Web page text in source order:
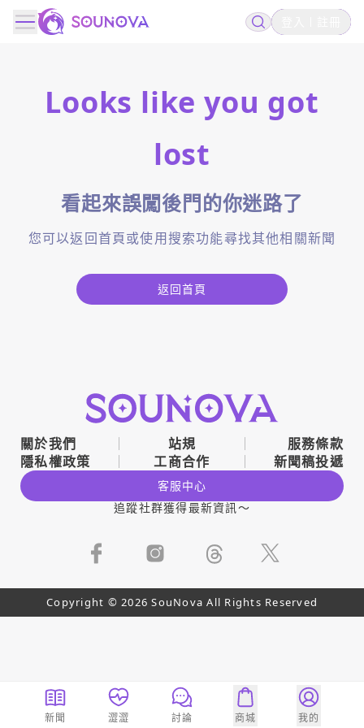
Looks like you got
lost
看起來誤闖後門的你迷路了
您可以返回首頁或使用搜索功能尋找其他相關新聞
返回首頁
關於我們 站規
服務條款
隱私權政策
工商合作 新聞稿投遞
客服中心
追蹤社群獲得最新資訊～
Copyright © 2026 SouNova All Rights Reserved
新聞 澀澀 討論 商城 我的